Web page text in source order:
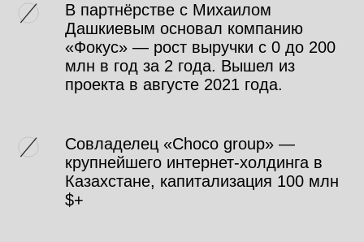
В партнёрстве с Михаилом
Дашкиевым основал компанию
«Фокус» — рост выручки с 0 до 200
млн в год за 2 года. Вышел из
проекта в августе 2021 года.
Совладелец «Choco group» —
крупнейшего интернет-холдинга в
Казахстане, капитализация 100 млн
$+
МОДУЛЬ #2
ОЦИФРОВКА
БИЗНЕСА И КЛЮЧЕВЫЕ
ФАКТОРЫ УСПЕХА